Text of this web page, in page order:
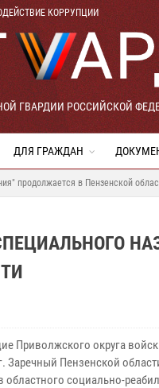
КОРРУПЦИИ
ГВАРДИИ РОССИЙСКОЙ
ДЛЯ ГРАЖДАН
продолжается в Пензенской
Приволжского округа
Заречный Пензенской
областного социально-